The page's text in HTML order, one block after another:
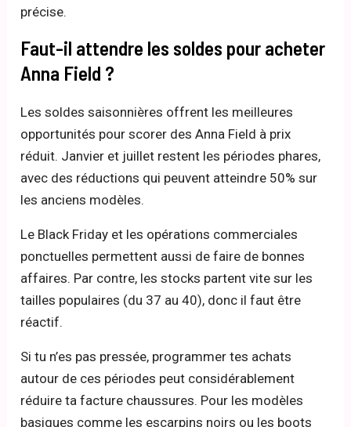
précise.
Faut-il attendre les soldes pour acheter
Anna Field ?
Les soldes saisonnières offrent les meilleures
opportunités pour scorer des Anna Field à prix
réduit. Janvier et juillet restent les périodes phares,
avec des réductions qui peuvent atteindre 50% sur
les anciens modèles.
Le Black Friday et les opérations commerciales
ponctuelles permettent aussi de faire de bonnes
affaires. Par contre, les stocks partent vite sur les
tailles populaires (du 37 au 40), donc il faut être
réactif.
Si tu n’es pas pressée, programmer tes achats
autour de ces périodes peut considérablement
réduire ta facture chaussures. Pour les modèles
basiques comme les escarpins noirs ou les boots